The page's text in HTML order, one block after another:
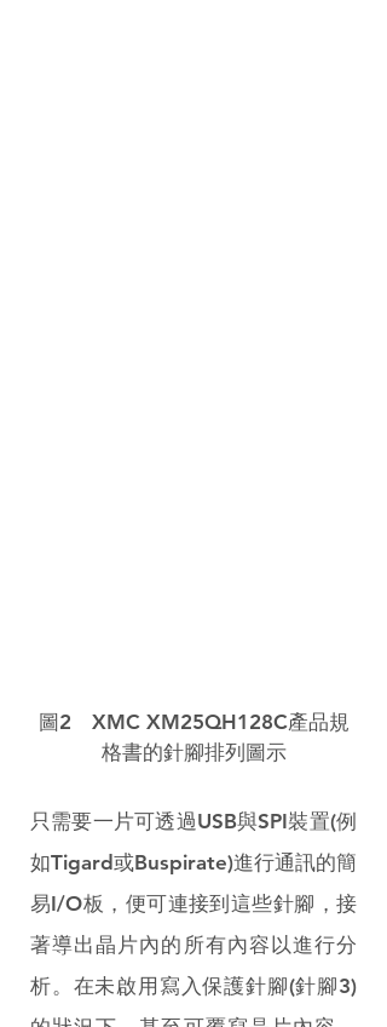
圖2　XMC XM25QH128C產品規
格書的針腳排列圖示
只需要一片可透過USB與SPI裝置(例
如Tigard或Buspirate)進行通訊的簡
易I/O板，便可連接到這些針腳，接
著導出晶片內的所有內容以進行分
析。在未啟用寫入保護針腳(針腳3)